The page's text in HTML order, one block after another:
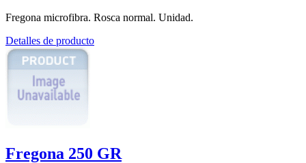
Fregona microfibra. Rosca normal. Unidad.
Detalles de producto
Fregona 250 GR